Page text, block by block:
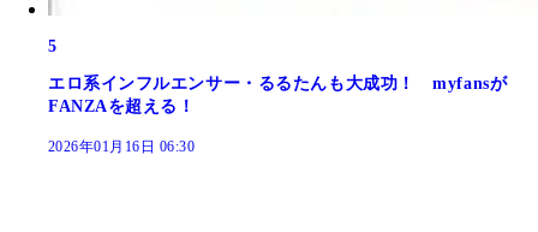
5
エロ系インフルエンサー・るるたんも大成功！ myfansが
FANZAを超える！
2026年01月16日 06:30